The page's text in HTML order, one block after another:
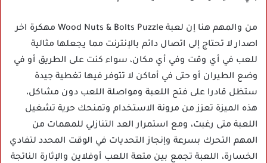
من والمهم هنا إن لعبة Wood Nuts & Bolts Puzzle مهكرة اخر
اصدار لا تحتاج إلى اتصال دائم بالإنترنت مما يجعلها مثالية
للعب في أي وقت وفي أي مكان، سواء كنت على الطريق أو في
وضع الطيران أو حتى في أماكن لا تتوفر فيها تغطية جيدة
ستظل قادرا على فتح اللعبة ومواصلة اللعب دون مشاكل،
هذه الميزة تعزز من مرونة الاستخدام وتمنحك حرية تشغيل
اللعبة متى رغبت، ومع استمرار العد التنازلي للمهمات من
المهم التحرك بسرعة وإنجاز التحديات في الوقت المحدد لتفادي
الخسارة، اللعبة تجمع بين متعة اللعب أوفلاين والإثارة الناتجة